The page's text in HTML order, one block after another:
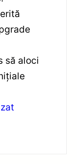
să aloci